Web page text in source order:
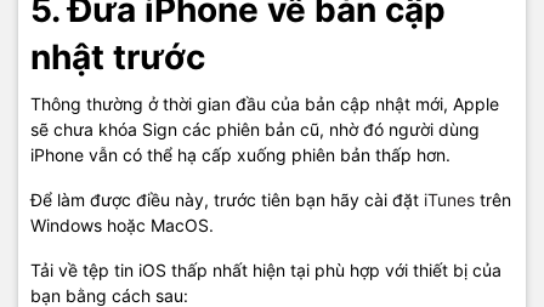
5. Đưa iPhone về bản cập
nhật trước
Thông thường ở thời gian đầu của bản cập nhật mới, Apple
sẽ chưa khóa Sign các phiên bản cũ, nhờ đó người dùng
iPhone vẫn có thể hạ cấp xuống phiên bản thấp hơn.
Để làm được điều này, trước tiên bạn hãy cài đặt iTunes trên
Windows hoặc MacOS.
Tải về tệp tin iOS thấp nhất hiện tại phù hợp với thiết bị của
bạn bằng cách sau: